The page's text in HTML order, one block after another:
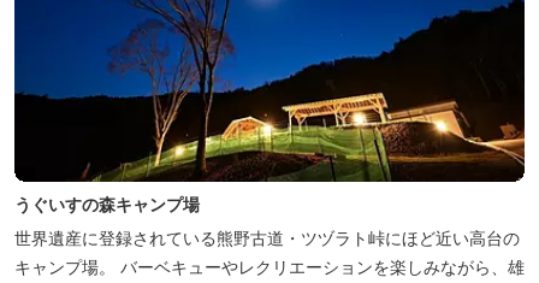
うぐいすの森キャンプ場
世界遺産に登録されている熊野古道・ツヅラト峠にほど近い高台の
キャンプ場。 バーベキューやレクリエーションを楽しみながら、雄